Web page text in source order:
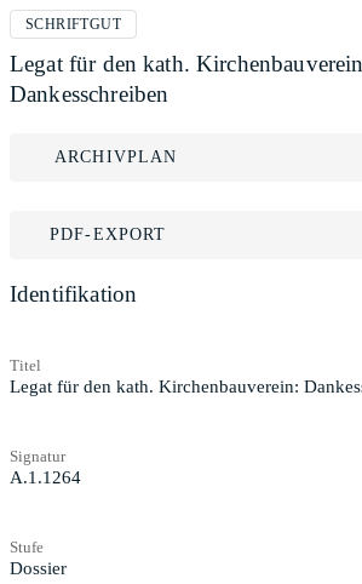
SCHRIFTGUT
Legat für den kath.
Dankesschreiben
ARCHIVPLAN
PDF-EXPORT
Identifikation
Titel
Legat für den kath. Kirchenbauverein:
Signatur
A.1.1264
Stufe
Dossier